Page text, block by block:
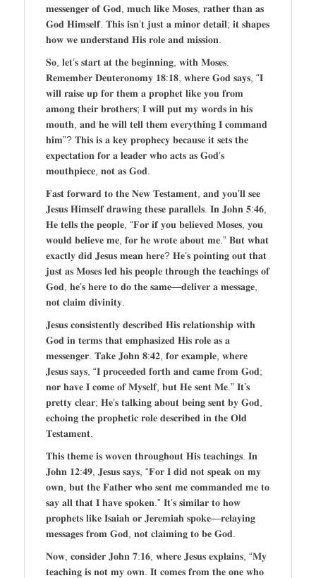
𝐦𝐞𝐬𝐬𝐞𝐧𝐠𝐞𝐫 𝐨𝐟 𝐆𝐨𝐝, 𝐦𝐮𝐜𝐡 𝐥𝐢𝐤𝐞 𝐌𝐨𝐬𝐞𝐬, 𝐫𝐚𝐭𝐡𝐞𝐫 𝐭𝐡𝐚𝐧 𝐚𝐬
𝐆𝐨𝐝 𝐇𝐢𝐦𝐬𝐞𝐥𝐟. 𝐓𝐡𝐢𝐬 𝐢𝐬𝐧’𝐭 𝐣𝐮𝐬𝐭 𝐚 𝐦𝐢𝐧𝐨𝐫 𝐝𝐞𝐭𝐚𝐢𝐥; 𝐢𝐭 𝐬𝐡𝐚𝐩𝐞𝐬
𝐡𝐨𝐰 𝐰𝐞 𝐮𝐧𝐝𝐞𝐫𝐬𝐭𝐚𝐧𝐝 𝐇𝐢𝐬 𝐫𝐨𝐥𝐞 𝐚𝐧𝐝 𝐦𝐢𝐬𝐬𝐢𝐨𝐧.
𝐒𝐨, 𝐥𝐞𝐭’𝐬 𝐬𝐭𝐚𝐫𝐭 𝐚𝐭 𝐭𝐡𝐞 𝐛𝐞𝐠𝐢𝐧𝐧𝐢𝐧𝐠, 𝐰𝐢𝐭𝐡 𝐌𝐨𝐬𝐞𝐬.
𝐑𝐞𝐦𝐞𝐦𝐛𝐞𝐫 𝐃𝐞𝐮𝐭𝐞𝐫𝐨𝐧𝐨𝐦𝐲 𝟏𝟖:𝟏𝟖, 𝐰𝐡𝐞𝐫𝐞 𝐆𝐨𝐝 𝐬𝐚𝐲𝐬, “𝐈
𝐰𝐢𝐥𝐥 𝐫𝐚𝐢𝐬𝐞 𝐮𝐩 𝐟𝐨𝐫 𝐭𝐡𝐞𝐦 𝐚 𝐩𝐫𝐨𝐩𝐡𝐞𝐭 𝐥𝐢𝐤𝐞 𝐲𝐨𝐮 𝐟𝐫𝐨𝐦
𝐚𝐦𝐨𝐧𝐠 𝐭𝐡𝐞𝐢𝐫 𝐛𝐫𝐨𝐭𝐡𝐞𝐫𝐬; 𝐈 𝐰𝐢𝐥𝐥 𝐩𝐮𝐭 𝐦𝐲 𝐰𝐨𝐫𝐝𝐬 𝐢𝐧 𝐡𝐢𝐬
𝐦𝐨𝐮𝐭𝐡, 𝐚𝐧𝐝 𝐡𝐞 𝐰𝐢𝐥𝐥 𝐭𝐞𝐥𝐥 𝐭𝐡𝐞𝐦 𝐞𝐯𝐞𝐫𝐲𝐭𝐡𝐢𝐧𝐠 𝐈 𝐜𝐨𝐦𝐦𝐚𝐧𝐝
𝐡𝐢𝐦”? 𝐓𝐡𝐢𝐬 𝐢𝐬 𝐚 𝐤𝐞𝐲 𝐩𝐫𝐨𝐩𝐡𝐞𝐜𝐲 𝐛𝐞𝐜𝐚𝐮𝐬𝐞 𝐢𝐭 𝐬𝐞𝐭𝐬 𝐭𝐡𝐞
𝐞𝐱𝐩𝐞𝐜𝐭𝐚𝐭𝐢𝐨𝐧 𝐟𝐨𝐫 𝐚 𝐥𝐞𝐚𝐝𝐞𝐫 𝐰𝐡𝐨 𝐚𝐜𝐭𝐬 𝐚𝐬 𝐆𝐨𝐝’𝐬
𝐦𝐨𝐮𝐭𝐡𝐩𝐢𝐞𝐜𝐞, 𝐧𝐨𝐭 𝐚𝐬 𝐆𝐨𝐝.
𝐅𝐚𝐬𝐭 𝐟𝐨𝐫𝐰𝐚𝐫𝐝 𝐭𝐨 𝐭𝐡𝐞 𝐍𝐞𝐰 𝐓𝐞𝐬𝐭𝐚𝐦𝐞𝐧𝐭, 𝐚𝐧𝐝 𝐲𝐨𝐮’𝐥𝐥 𝐬𝐞𝐞
𝐉𝐞𝐬𝐮𝐬 𝐇𝐢𝐦𝐬𝐞𝐥𝐟 𝐝𝐫𝐚𝐰𝐢𝐧𝐠 𝐭𝐡𝐞𝐬𝐞 𝐩𝐚𝐫𝐚𝐥𝐥𝐞𝐥𝐬. 𝐈𝐧 𝐉𝐨𝐡𝐧 𝟓:𝟒𝟔,
𝐇𝐞 𝐭𝐞𝐥𝐥𝐬 𝐭𝐡𝐞 𝐩𝐞𝐨𝐩𝐥𝐞, “𝐅𝐨𝐫 𝐢𝐟 𝐲𝐨𝐮 𝐛𝐞𝐥𝐢𝐞𝐯𝐞𝐝 𝐌𝐨𝐬𝐞𝐬, 𝐲𝐨𝐮
𝐰𝐨𝐮𝐥𝐝 𝐛𝐞𝐥𝐢𝐞𝐯𝐞 𝐦𝐞, 𝐟𝐨𝐫 𝐡𝐞 𝐰𝐫𝐨𝐭𝐞 𝐚𝐛𝐨𝐮𝐭 𝐦𝐞.” 𝐁𝐮𝐭 𝐰𝐡𝐚𝐭
𝐞𝐱𝐚𝐜𝐭𝐥𝐲 𝐝𝐢𝐝 𝐉𝐞𝐬𝐮𝐬 𝐦𝐞𝐚𝐧 𝐡𝐞𝐫𝐞? 𝐇𝐞’𝐬 𝐩𝐨𝐢𝐧𝐭𝐢𝐧𝐠 𝐨𝐮𝐭 𝐭𝐡𝐚𝐭
𝐣𝐮𝐬𝐭 𝐚𝐬 𝐌𝐨𝐬𝐞𝐬 𝐥𝐞𝐝 𝐡𝐢𝐬 𝐩𝐞𝐨𝐩𝐥𝐞 𝐭𝐡𝐫𝐨𝐮𝐠𝐡 𝐭𝐡𝐞 𝐭𝐞𝐚𝐜𝐡𝐢𝐧𝐠𝐬 𝐨𝐟
𝐆𝐨𝐝, 𝐡𝐞’𝐬 𝐡𝐞𝐫𝐞 𝐭𝐨 𝐝𝐨 𝐭𝐡𝐞 𝐬𝐚𝐦𝐞—𝐝𝐞𝐥𝐢𝐯𝐞𝐫 𝐚 𝐦𝐞𝐬𝐬𝐚𝐠𝐞,
𝐧𝐨𝐭 𝐜𝐥𝐚𝐢𝐦 𝐝𝐢𝐯𝐢𝐧𝐢𝐭𝐲.
𝐉𝐞𝐬𝐮𝐬 𝐜𝐨𝐧𝐬𝐢𝐬𝐭𝐞𝐧𝐭𝐥𝐲 𝐝𝐞𝐬𝐜𝐫𝐢𝐛𝐞𝐝 𝐇𝐢𝐬 𝐫𝐞𝐥𝐚𝐭𝐢𝐨𝐧𝐬𝐡𝐢𝐩 𝐰𝐢𝐭𝐡
𝐆𝐨𝐝 𝐢𝐧 𝐭𝐞𝐫𝐦𝐬 𝐭𝐡𝐚𝐭 𝐞𝐦𝐩𝐡𝐚𝐬𝐢𝐳𝐞𝐝 𝐇𝐢𝐬 𝐫𝐨𝐥𝐞 𝐚𝐬 𝐚
𝐦𝐞𝐬𝐬𝐞𝐧𝐠𝐞𝐫. 𝐓𝐚𝐤𝐞 𝐉𝐨𝐡𝐧 𝟖:𝟒𝟐, 𝐟𝐨𝐫 𝐞𝐱𝐚𝐦𝐩𝐥𝐞, 𝐰𝐡𝐞𝐫𝐞
𝐉𝐞𝐬𝐮𝐬 𝐬𝐚𝐲𝐬, “𝐈 𝐩𝐫𝐨𝐜𝐞𝐞𝐝𝐞𝐝 𝐟𝐨𝐫𝐭𝐡 𝐚𝐧𝐝 𝐜𝐚𝐦𝐞 𝐟𝐫𝐨𝐦 𝐆𝐨𝐝;
𝐧𝐨𝐫 𝐡𝐚𝐯𝐞 𝐈 𝐜𝐨𝐦𝐞 𝐨𝐟 𝐌𝐲𝐬𝐞𝐥𝐟, 𝐛𝐮𝐭 𝐇𝐞 𝐬𝐞𝐧𝐭 𝐌𝐞.” 𝐈𝐭’𝐬
𝐩𝐫𝐞𝐭𝐭𝐲 𝐜𝐥𝐞𝐚𝐫; 𝐇𝐞’𝐬 𝐭𝐚𝐥𝐤𝐢𝐧𝐠 𝐚𝐛𝐨𝐮𝐭 𝐛𝐞𝐢𝐧𝐠 𝐬𝐞𝐧𝐭 𝐛𝐲 𝐆𝐨𝐝,
𝐞𝐜𝐡𝐨𝐢𝐧𝐠 𝐭𝐡𝐞 𝐩𝐫𝐨𝐩𝐡𝐞𝐭𝐢𝐜 𝐫𝐨𝐥𝐞 𝐝𝐞𝐬𝐜𝐫𝐢𝐛𝐞𝐝 𝐢𝐧 𝐭𝐡𝐞 𝐎𝐥𝐝
𝐓𝐞𝐬𝐭𝐚𝐦𝐞𝐧𝐭.
𝐓𝐡𝐢𝐬 𝐭𝐡𝐞𝐦𝐞 𝐢𝐬 𝐰𝐨𝐯𝐞𝐧 𝐭𝐡𝐫𝐨𝐮𝐠𝐡𝐨𝐮𝐭 𝐇𝐢𝐬 𝐭𝐞𝐚𝐜𝐡𝐢𝐧𝐠𝐬. 𝐈𝐧
𝐉𝐨𝐡𝐧 𝟏𝟐:𝟒𝟗, 𝐉𝐞𝐬𝐮𝐬 𝐬𝐚𝐲𝐬, “𝐅𝐨𝐫 𝐈 𝐝𝐢𝐝 𝐧𝐨𝐭 𝐬𝐩𝐞𝐚𝐤 𝐨𝐧 𝐦𝐲
𝐨𝐰𝐧, 𝐛𝐮𝐭 𝐭𝐡𝐞 𝐅𝐚𝐭𝐡𝐞𝐫 𝐰𝐡𝐨 𝐬𝐞𝐧𝐭 𝐦𝐞 𝐜𝐨𝐦𝐦𝐚𝐧𝐝𝐞𝐝 𝐦𝐞 𝐭𝐨
𝐬𝐚𝐲 𝐚𝐥𝐥 𝐭𝐡𝐚𝐭 𝐈 𝐡𝐚𝐯𝐞 𝐬𝐩𝐨𝐤𝐞𝐧.” 𝐈𝐭’𝐬 𝐬𝐢𝐦𝐢𝐥𝐚𝐫 𝐭𝐨 𝐡𝐨𝐰
𝐩𝐫𝐨𝐩𝐡𝐞𝐭𝐬 𝐥𝐢𝐤𝐞 𝐈𝐬𝐚𝐢𝐚𝐡 𝐨𝐫 𝐉𝐞𝐫𝐞𝐦𝐢𝐚𝐡 𝐬𝐩𝐨𝐤𝐞—𝐫𝐞𝐥𝐚𝐲𝐢𝐧𝐠
𝐦𝐞𝐬𝐬𝐚𝐠𝐞𝐬 𝐟𝐫𝐨𝐦 𝐆𝐨𝐝, 𝐧𝐨𝐭 𝐜𝐥𝐚𝐢𝐦𝐢𝐧𝐠 𝐭𝐨 𝐛𝐞 𝐆𝐨𝐝.
𝐍𝐨𝐰, 𝐜𝐨𝐧𝐬𝐢𝐝𝐞𝐫 𝐉𝐨𝐡𝐧 𝟕:𝟏𝟔, 𝐰𝐡𝐞𝐫𝐞 𝐉𝐞𝐬𝐮𝐬 𝐞𝐱𝐩𝐥𝐚𝐢𝐧𝐬, “𝐌𝐲
𝐭𝐞𝐚𝐜𝐡𝐢𝐧𝐠 𝐢𝐬 𝐧𝐨𝐭 𝐦𝐲 𝐨𝐰𝐧. 𝐈𝐭 𝐜𝐨𝐦𝐞𝐬 𝐟𝐫𝐨𝐦 𝐭𝐡𝐞 𝐨𝐧𝐞 𝐰𝐡𝐨